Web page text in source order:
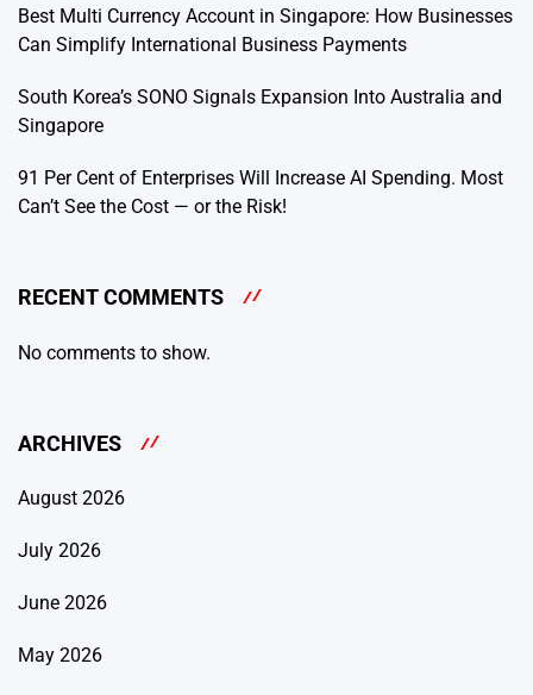
Best Multi Currency Account in Singapore: How Businesses
Can Simplify International Business Payments
South Korea’s SONO Signals Expansion Into Australia and
Singapore
91 Per Cent of Enterprises Will Increase AI Spending. Most
Can’t See the Cost — or the Risk!
RECENT COMMENTS
No comments to show.
ARCHIVES
August 2026
July 2026
June 2026
May 2026